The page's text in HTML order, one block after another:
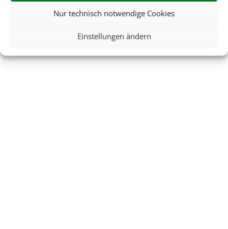
Nur technisch notwendige Cookies
Einstellungen ändern